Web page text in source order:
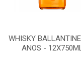
WHISKY
ANOS -